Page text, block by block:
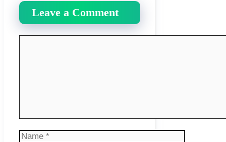
Leave a Comment
Name